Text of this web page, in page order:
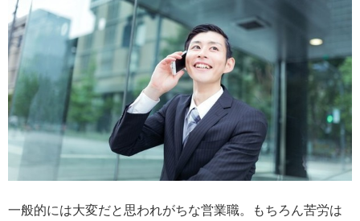
一般的には大変だと思われがちな営業職。もちろん苦労は